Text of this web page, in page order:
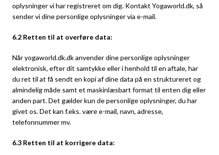
oplysninger vi har registreret om dig. Kontakt Yogaworld.dk, så
sender vi dine personlige oplysninger via e-mail.
6.2 Retten til at overføre data:
Når yogaworld.dk.dk anvender dine personlige oplysninger
elektronisk, efter dit samtykke eller i henhold til en aftale, har
du ret til at få sendt en kopi af dine data på en struktureret og
almindelig måde samt et maskinlæsbart format til enten dig eller
anden part. Det gælder kun de personlige oplysninger, du har
givet os. Det kan f.eks. være e-mail, navn, adresse,
telefonnummer mv.
6.3 Retten til at korrigere data: